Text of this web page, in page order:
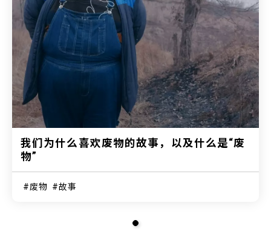
我们为什么喜欢废物的故事，以及什么是“废
物”
废物 故事